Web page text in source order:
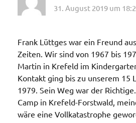
31. August 2019 um
Frank Lüttges war ein Freund
Zeiten. Wir sind von 1967 bis
Martin in Krefeld im
Kontakt ging bis zu unserem 15
1979. Sein Weg war der
Camp in Krefeld-Forstwald,
wäre eine Vollkatastrophe